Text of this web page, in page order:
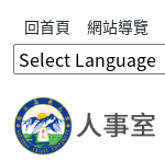
回首頁 網站導覽